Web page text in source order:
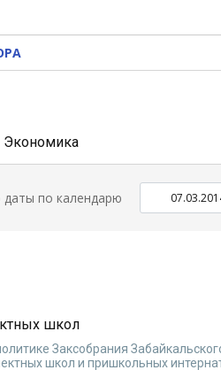
Экономика
по календарю
школ
Заксобрания
школ и пришкольных